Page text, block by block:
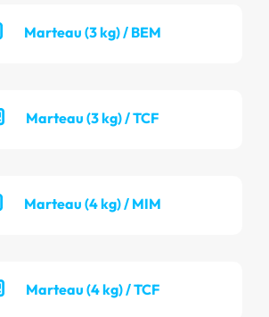
Marteau (3 kg) / BEM
Marteau (3 kg) / TCF
Marteau (4 kg) / MIM
Marteau (4 kg) / TCF